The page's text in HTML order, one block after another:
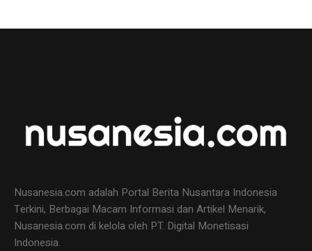
Nusanesia.com adalah Portal Berita Nusantara Indonesia
Terkini, Berbagai Macam Informasi dan Artikel Menarik,
Nusanesia.com di kelola oleh PT. Digital Monetisasi
Indonesia.